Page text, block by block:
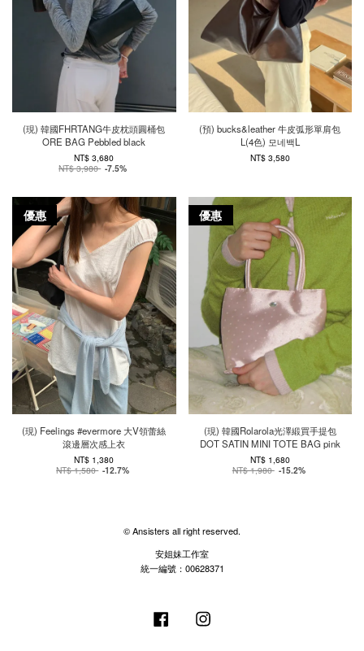
(現) 韓國FHRTANG牛皮枕頭圓桶包
ORE BAG Pebbled black
NT$ 3,680
NT$ 3,980 -7.5%
(預) bucks&leather 牛皮弧形單肩包
L(4色) 모네백L
NT$ 3,580
優惠
(現) Feelings #evermore 大V領蕾絲
滾邊層次感上衣
NT$ 1,380
NT$ 1,580 -12.7%
優惠
(現) 韓國Rolarola光澤緞買手提包
DOT SATIN MINI TOTE BAG pink
NT$ 1,680
NT$ 1,980 -15.2%
© Ansisters all right reserved.
安姐妹工作室
統一編號：00628371
Facebook